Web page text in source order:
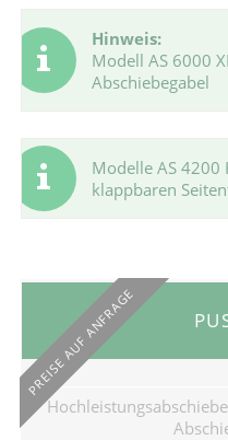
Hinweis:
Modell AS 6000
Abschiebegabel
Modelle AS 4200
klappbaren
PREISE AUF ANFRAGE